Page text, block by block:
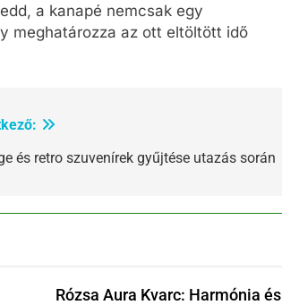
a kanapé nemcsak egy
meghatározza az ott eltöltött idő
és retro szuvenírek gyűjtése utazás során
Rózsa Aura Kvarc: Harmónia és